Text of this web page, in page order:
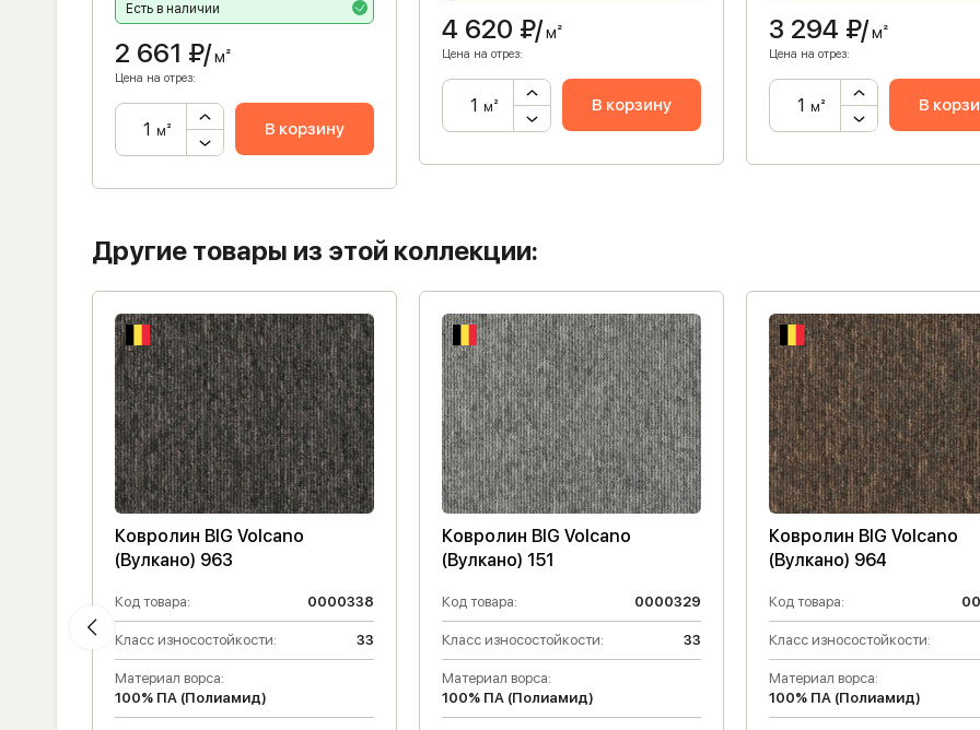
Есть в наличии
2 661 ₽/м²
Цена на отрез:
м² В корзину
4 620 ₽/м²
Цена на отрез:
м² В корзину
3 294 ₽/м²
Цена на отрез:
м² В
Другие товары из этой коллекции:
Ковролин BIG Volcano
(Вулкано) 963
Код товара: 0000338
Класс износостойкости: 33
Материал ворса:
100% ПА (Полиамид)
Ковролин BIG Volcano
(Вулкано) 151
Код товара: 0000329
Класс износостойкости: 33
Материал ворса:
100% ПА (Полиамид)
Ковролин BIG Volcano
(Вулкано) 964
Код товара:
Класс износостойкости:
Материал ворса:
100% ПА (Полиамид)